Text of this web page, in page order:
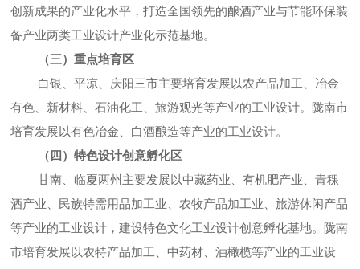
创新成果的产业化水平，打造全国领先的酿酒产业与节能环保装
备产业两类工业设计产业化示范基地。
（三）重点培育区
白银、平凉、庆阳三市主要培育发展以农产品加工、冶金
有色、新材料、石油化工、旅游观光等产业的工业设计。陇南市
培育发展以有色冶金、白酒酿造等产业的工业设计。
（四）特色设计创意孵化区
甘南、临夏两州主要发展以中藏药业、有机肥产业、青稞
酒产业、民族特需用品加工业、农牧产品加工业、旅游休闲产品
等产业的工业设计，建设特色文化工业设计创意孵化基地。陇南
市培育发展以农特产品加工、中药材、油橄榄等产业的工业设